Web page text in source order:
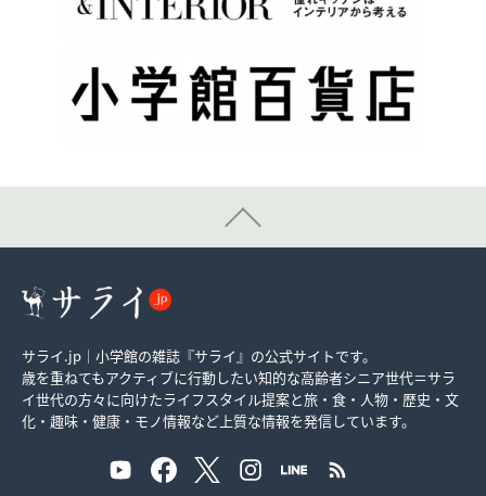
サライ.jp｜小学館の雑誌『サライ』の公式サイトです。
歳を重ねてもアクティブに行動したい知的な高齢者シニア世代＝サラ
イ世代の方々に向けたライフスタイル提案と旅・食・人物・歴史・文
化・趣味・健康・モノ情報など上質な情報を発信しています。